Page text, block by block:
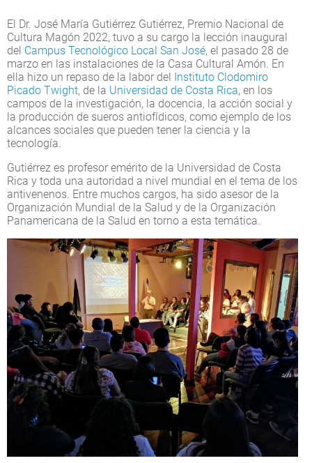
El Dr. José María Gutiérrez Gutiérrez, Premio Nacional de
Cultura Magón 2022, tuvo a su cargo la lección inaugural
del Campus Tecnológico Local San José, el pasado 28 de
marzo en las instalaciones de la Casa Cultural Amón. En
ella hizo un repaso de la labor del Instituto Clodomiro
Picado Twight, de la Universidad de Costa Rica, en los
campos de la investigación, la docencia, la acción social y
la producción de sueros antiofídicos, como ejemplo de los
alcances sociales que pueden tener la ciencia y la
tecnología.
Gutiérrez es profesor emérito de la Universidad de Costa
Rica y toda una autoridad a nivel mundial en el tema de los
antivenenos. Entre muchos cargos, ha sido asesor de la
Organización Mundial de la Salud y de la Organización
Panamericana de la Salud en torno a esta temática.